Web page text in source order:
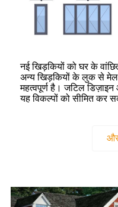
नई खिड़कियों को घर के
अन्य खिड़कियों के लुक से मेल
महत्वपूर्ण है। जटिल
यह विकल्पों को सीमित कर